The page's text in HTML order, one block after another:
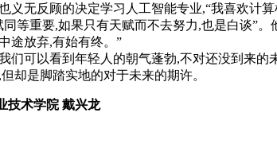
义无反顾的决定学习人工智能专业,“我喜欢计
同等重要,如果只有天赋而不去努力,也是白谈”
途放弃,有始有终。”
们可以看到年轻人的朝气蓬勃,不对还没到来
却是脚踏实地的对于未来的期许。
技术学院 戴兴龙